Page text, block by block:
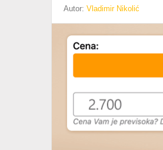
Autor: Vladimir Nikolić